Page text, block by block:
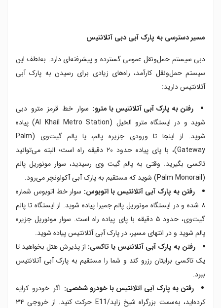
مسیر دسترسی به پارک آبی دبی آتلانتیس
دبی سیستم حمل‌ونقل عمومی گسترده و پیشرفته‌ای دارد. به‌لطف این
سیستم حمل‌ونقل کارآمد، راه‌های زیادی برای رسیدن به پارک آبی
آتلانتیس دارید:
رفتن به پارک آبی آتلانتیس با مترو: سوار خط قرمز مترو دبی
شوید و در ایستگاه مترو الخیل (Al Khail Metro Station) پیاده
شوید. از اینجا تا ورودی جزیره پالم، یا پالم گیت‌وی (Palm
Gateway)، با پای پیاده حدود ۲۰ دقیقه راه است؛ البته می‌توانید
تاکسی بگیرید. وقتی به پالم گیت وی رسیدید، سوار مونوریل پالم
(Palm Monorail) شوید که مستقیم به پارک آبی آکواونچر می‌رود.
رفتن به پارک آبی آتلانتیس با اتوبوس: سوار خط اتوبوس شماره
۸ شده و در ایستگاه مونوریل پالم جمیرا پیاده شوید. از ایستگاه تا پالم
گیت‌وی، حدود ۵ دقیقه با پای پیاده راه است. سوار مونوریل جزیره
پالم شوید و در انتهای مسیر، در پارک آبی آتلانتیس پیاده شوید.
رفتن به پارک آبی آتلانتیس با تاکسی: از پذیرش هتل بخواهید تا
یک تاکسی برایتان رزرو کند و شما را مستقیم به پارک آبی آتلانتیس
ببرد.
رفتن به پارک آبی آتلانتیس با خودرو شخصی: اگر خودرو کرایه
کرده‌اید، به‌سمت بزرگراه شیخ زاید/E11 حرکت کنید. از خروجی ۳۴